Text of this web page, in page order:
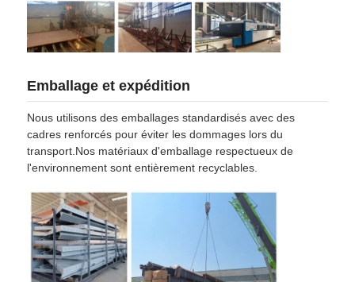
Emballage et expédition
Nous utilisons des emballages standardisés avec des
cadres renforcés pour éviter les dommages lors du
transport.Nos matériaux d'emballage respectueux de
l'environnement sont entièrement recyclables.